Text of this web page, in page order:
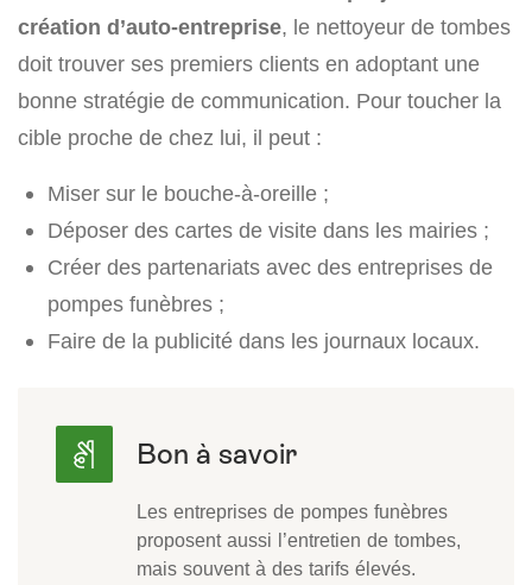
création d’auto-entreprise, le nettoyeur de tombes
doit trouver ses premiers clients en adoptant une
bonne stratégie de communication. Pour toucher la
cible proche de chez lui, il peut :
Miser sur le bouche-à-oreille ;
Déposer des cartes de visite dans les mairies ;
Créer des partenariats avec des entreprises de
pompes funèbres ;
Faire de la publicité dans les journaux locaux.
Les entreprises de pompes funèbres
proposent aussi l’entretien de tombes,
mais souvent à des tarifs élevés.